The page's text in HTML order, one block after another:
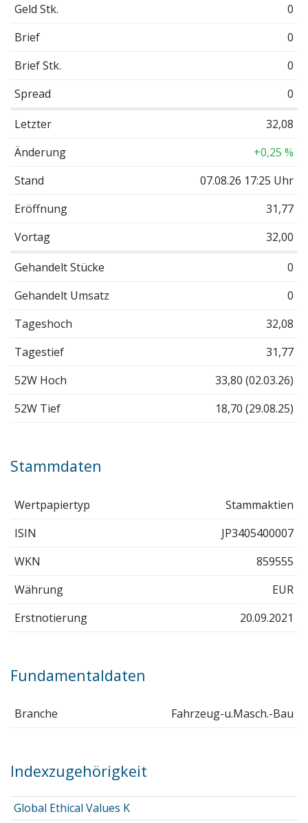
Geld Stk.
0
Brief
0
Brief Stk.
0
Spread
0
Letzter
32,08
Änderung
+0,25 %
Stand
07.08.26 17:25 Uhr
Eröffnung
31,77
Vortag
32,00
Gehandelt Stücke
0
Gehandelt Umsatz
0
Tageshoch
32,08
Tagestief
31,77
52W Hoch
33,80 (02.03.26)
52W Tief
18,70 (29.08.25)
Stammdaten
Wertpapiertyp
Stammaktien
ISIN
JP3405400007
WKN
859555
Währung
EUR
Erstnotierung
20.09.2021
Fundamentaldaten
Branche Fahrzeug-u.Masch.-Bau
Indexzugehörigkeit
Global Ethical Values K